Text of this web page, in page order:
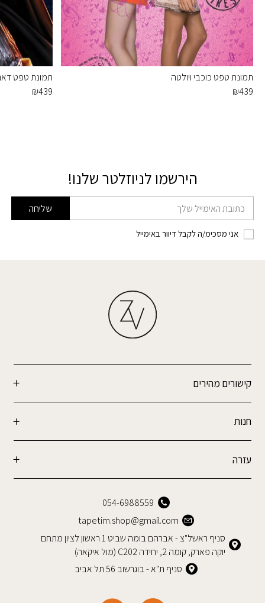
תמונת טפט כוכבי ויולטה
₪439
תמונת טפט
₪439
הירשמו לניוזלטר שלנו!
דוא׳׳ל שליחה
אני מסכימ/ה לקבל דיוור באימייל
קישורים מהירים
חנות
עזרה
054-6988559
tapetim.shop@gmail.com
סניף ראשל"צ - אברהם בומה שביט 1 ראשון לציון מתחם
יוקה פארק, קומה 2, יחידה C202 (מול איקאה)
סניף ת"א - בוגרשוב 56 תל אביב